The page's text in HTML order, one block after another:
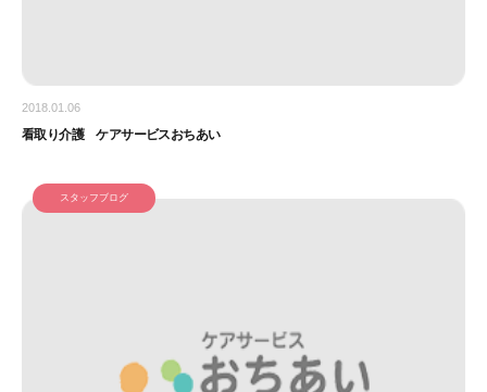
2018.01.06
看取り介護 ケアサービスおちあい
スタッフブログ